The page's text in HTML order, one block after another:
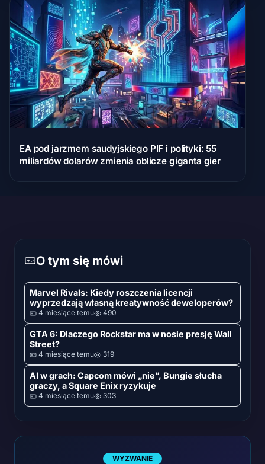
EA pod jarzmem saudyjskiego PIF i polityki: 55
miliardów dolarów zmienia oblicze giganta gier
O tym się mówi
Marvel Rivals: Kiedy roszczenia licencji
wyprzedzają własną kreatywność deweloperów?
4 miesiące temu 490
GTA 6: Dlaczego Rockstar ma w nosie presję Wall
Street?
4 miesiące temu 319
AI w grach: Capcom mówi „nie”, Bungie słucha
graczy, a Square Enix ryzykuje
4 miesiące temu 303
WYZWANIE